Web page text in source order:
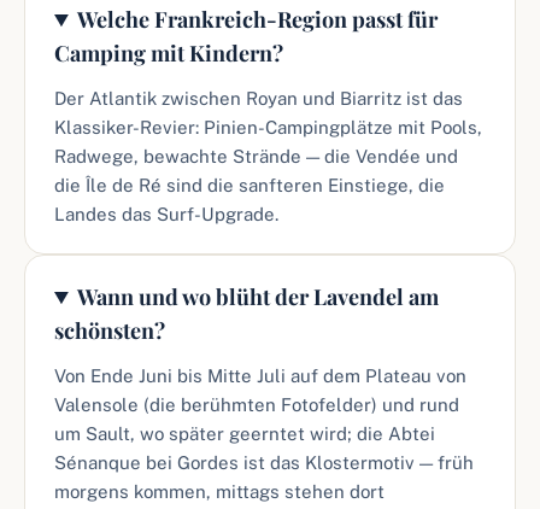
Welche Frankreich-Region passt für
Camping mit Kindern?
Der Atlantik zwischen Royan und Biarritz ist das
Klassiker-Revier: Pinien-Campingplätze mit Pools,
Radwege, bewachte Strände — die Vendée und
die Île de Ré sind die sanfteren Einstiege, die
Landes das Surf-Upgrade.
Wann und wo blüht der Lavendel am
schönsten?
Von Ende Juni bis Mitte Juli auf dem Plateau von
Valensole (die berühmten Fotofelder) und rund
um Sault, wo später geerntet wird; die Abtei
Sénanque bei Gordes ist das Klostermotiv — früh
morgens kommen, mittags stehen dort